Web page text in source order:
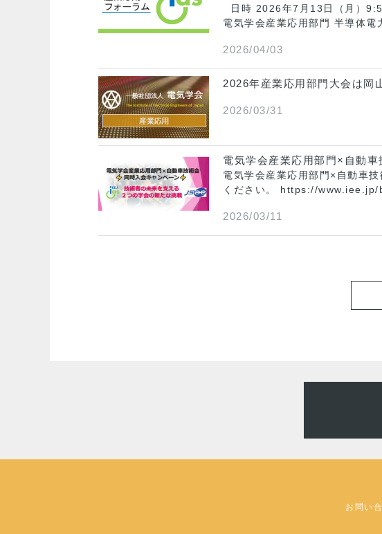
日時 2026年7月13日（月）
電気学会産業応用部門 半導体電
2026/04/03
2026年産業応用部門大会は岡
2026/03/31
電気学会産業応用部門×自動
電気学会産業応用部門×自動車
ください。 https://www.iee.jp/
2026/03/11
お問い